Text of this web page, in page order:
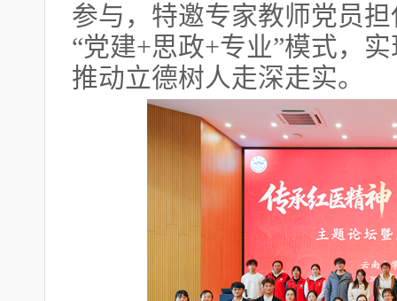
参与，特邀专家教师党员
“党建+思政+专业”模式，
推动立德树人走深走实。